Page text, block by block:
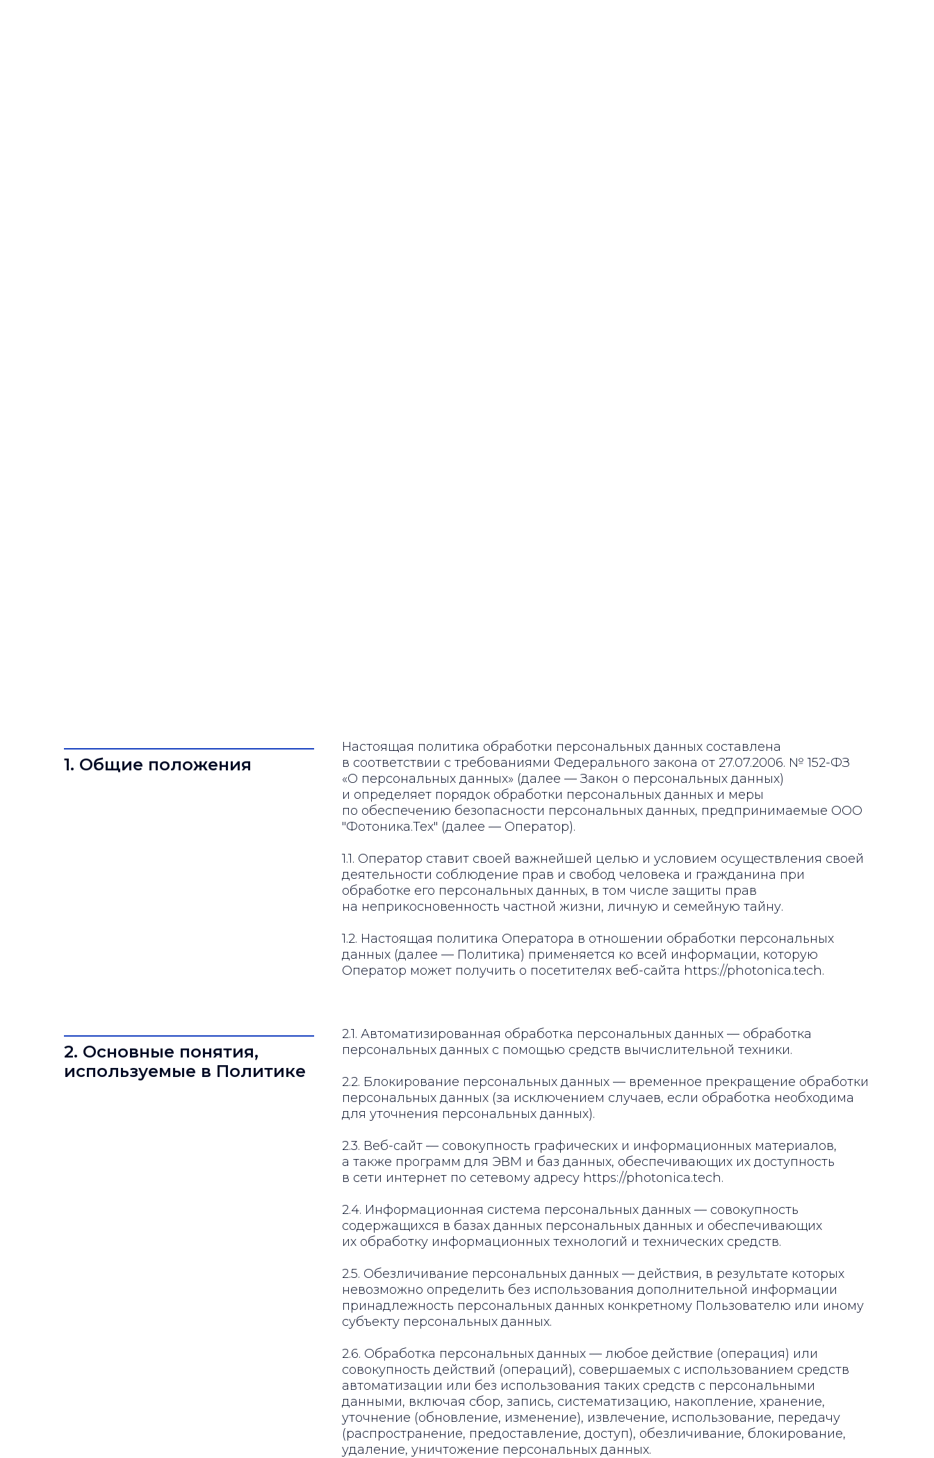
1. Общие положения
Настоящая политика обработки персональных данных составлена
в соответствии с требованиями Федерального закона от 27.07.2006. № 152-ФЗ
«О персональных данных» (далее — Закон о персональных данных)
и определяет порядок обработки персональных данных и меры
по обеспечению безопасности персональных данных, предпринимаемые ООО
"Фотоника.Тех" (далее — Оператор).
1.1. Оператор ставит своей важнейшей целью и условием осуществления своей
деятельности соблюдение прав и свобод человека и гражданина при
обработке его персональных данных, в том числе защиты прав
на неприкосновенность частной жизни, личную и семейную тайну.
1.2. Настоящая политика Оператора в отношении обработки персональных
данных (далее — Политика) применяется ко всей информации, которую
Оператор может получить о посетителях веб-сайта https://photonica.tech.
2. Основные понятия,
используемые в Политике
2.1. Автоматизированная обработка персональных данных — обработка
персональных данных с помощью средств вычислительной техники.
2.2. Блокирование персональных данных — временное прекращение обработки
персональных данных (за исключением случаев, если обработка необходима
для уточнения персональных данных).
2.3. Веб-сайт — совокупность графических и информационных материалов,
а также программ для ЭВМ и баз данных, обеспечивающих их доступность
в сети интернет по сетевому адресу https://photonica.tech.
2.4. Информационная система персональных данных — совокупность
содержащихся в базах данных персональных данных и обеспечивающих
их обработку информационных технологий и технических средств.
2.5. Обезличивание персональных данных — действия, в результате которых
невозможно определить без использования дополнительной информации
принадлежность персональных данных конкретному Пользователю или иному
субъекту персональных данных.
2.6. Обработка персональных данных — любое действие (операция) или
совокупность действий (операций), совершаемых с использованием средств
автоматизации или без использования таких средств с персональными
данными, включая сбор, запись, систематизацию, накопление, хранение,
уточнение (обновление, изменение), извлечение, использование, передачу
(распространение, предоставление, доступ), обезличивание, блокирование,
удаление, уничтожение персональных данных.